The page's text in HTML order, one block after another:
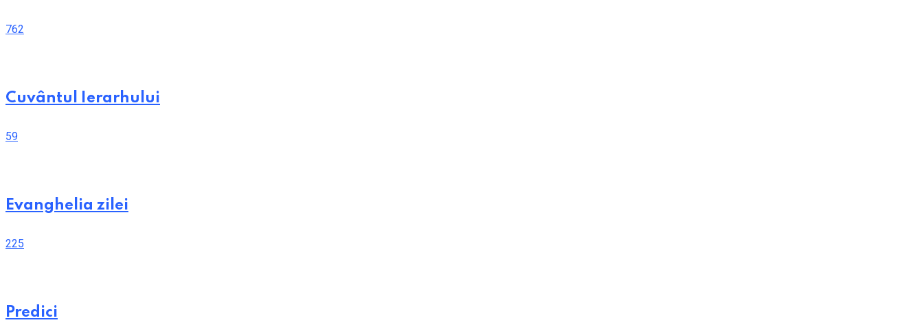
762
Cuvântul Ierarhului
59
Evanghelia zilei
225
Predici